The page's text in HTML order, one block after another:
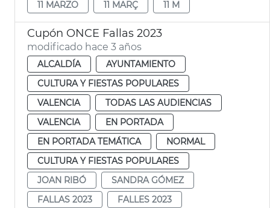
11 MARZO
11 MARÇ 11 M
Cupón ONCE Fallas 2023
modificado hace 3 años
ALCALDÍA
AYUNTAMIENTO
CULTURA Y FIESTAS POPULARES
VALENCIA
TODAS LAS AUDIENCIAS
VALENCIA
EN PORTADA
EN PORTADA TEMÁTICA
NORMAL
CULTURA Y FIESTAS POPULARES
JOAN RIBÓ
SANDRA GÓMEZ
FALLAS 2023
FALLES 2023